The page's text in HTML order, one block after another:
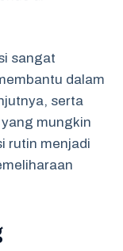
sangat
dalam
serta
mungkin
rutin menjadi